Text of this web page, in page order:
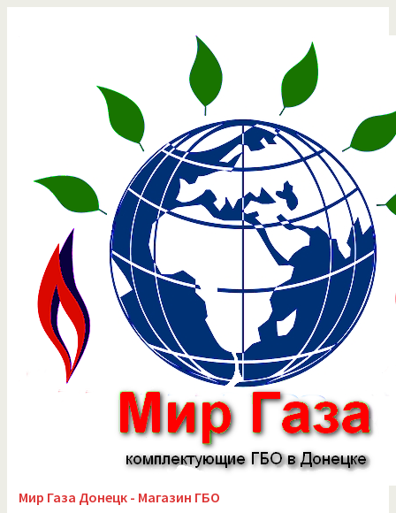
Мир Газа Донецк - Магазин ГБО